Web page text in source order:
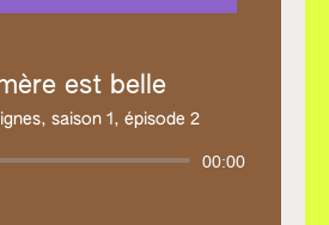
est belle
saison 1, épisode 2
Lecteur
00:00